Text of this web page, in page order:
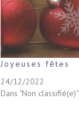
Joyeuses fêtes
24/12/2022
Dans "Non classifié(e)"